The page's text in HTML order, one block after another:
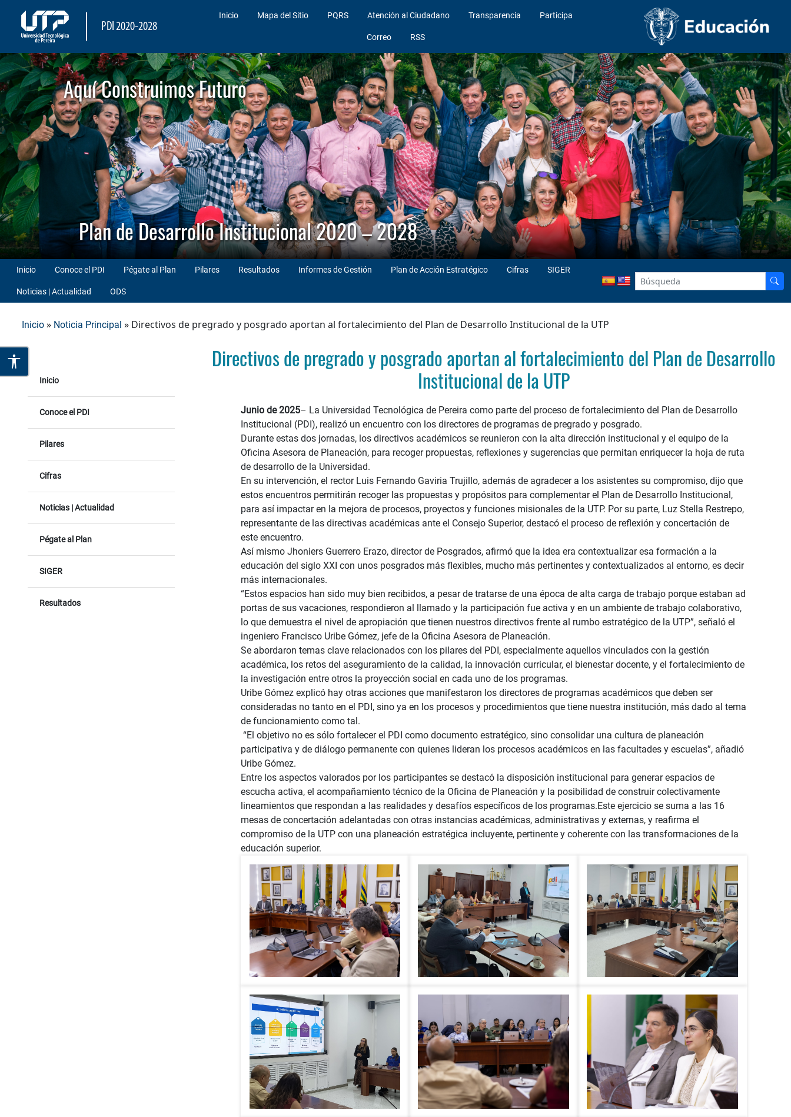
PDI 2020-2028
Inicio Mapa del Sitio PQRS Atención al Ciudadano Transparencia Participa
Correo RSS
Aquí Construimos Futuro
Plan de Desarrollo Institucional 2020 – 2028
Inicio Conoce el PDI Pégate al Plan Pilares Resultados Informes de Gestión Plan de Acción Estratégico Cifras SIGER
Noticias | Actualidad ODS
Inicio » Noticia Principal » Directivos de pregrado y posgrado aportan al fortalecimiento del Plan de Desarrollo Institucional de la UTP
Inicio
Conoce el PDI
Pilares
Cifras
Noticias | Actualidad
Pégate al Plan
SIGER
Resultados
Directivos de pregrado y posgrado aportan al fortalecimiento del Plan de Desarrollo
Institucional de la UTP
Junio de 2025– La Universidad Tecnológica de Pereira como parte del proceso de fortalecimiento del Plan de Desarrollo
Institucional (PDI), realizó un encuentro con los directores de programas de pregrado y posgrado.
Durante estas dos jornadas, los directivos académicos se reunieron con la alta dirección institucional y el equipo de la
Oficina Asesora de Planeación, para recoger propuestas, reflexiones y sugerencias que permitan enriquecer la hoja de ruta
de desarrollo de la Universidad.
En su intervención, el rector Luis Fernando Gaviria Trujillo, además de agradecer a los asistentes su compromiso, dijo que
estos encuentros permitirán recoger las propuestas y propósitos para complementar el Plan de Desarrollo Institucional,
para así impactar en la mejora de procesos, proyectos y funciones misionales de la UTP. Por su parte, Luz Stella Restrepo,
representante de las directivas académicas ante el Consejo Superior, destacó el proceso de reflexión y concertación de
este encuentro.
Así mismo Jhoniers Guerrero Erazo, director de Posgrados, afirmó que la idea era contextualizar esa formación a la
educación del siglo XXI con unos posgrados más flexibles, mucho más pertinentes y contextualizados al entorno, es decir
más internacionales.
“Estos espacios han sido muy bien recibidos, a pesar de tratarse de una época de alta carga de trabajo porque estaban ad
portas de sus vacaciones, respondieron al llamado y la participación fue activa y en un ambiente de trabajo colaborativo,
lo que demuestra el nivel de apropiación que tienen nuestros directivos frente al rumbo estratégico de la UTP”, señaló el
ingeniero Francisco Uribe Gómez, jefe de la Oficina Asesora de Planeación.
Se abordaron temas clave relacionados con los pilares del PDI, especialmente aquellos vinculados con la gestión
académica, los retos del aseguramiento de la calidad, la innovación curricular, el bienestar docente, y el fortalecimiento de
la investigación entre otros la proyección social en cada uno de los programas.
Uribe Gómez explicó hay otras acciones que manifestaron los directores de programas académicos que deben ser
consideradas no tanto en el PDI, sino ya en los procesos y procedimientos que tiene nuestra institución, más dado al tema
de funcionamiento como tal.
“El objetivo no es sólo fortalecer el PDI como documento estratégico, sino consolidar una cultura de planeación
participativa y de diálogo permanente con quienes lideran los procesos académicos en las facultades y escuelas”, añadió
Uribe Gómez.
Entre los aspectos valorados por los participantes se destacó la disposición institucional para generar espacios de
escucha activa, el acompañamiento técnico de la Oficina de Planeación y la posibilidad de construir colectivamente
lineamientos que respondan a las realidades y desafíos específicos de los programas.Este ejercicio se suma a las 16
mesas de concertación adelantadas con otras instancias académicas, administrativas y externas, y reafirma el
compromiso de la UTP con una planeación estratégica incluyente, pertinente y coherente con las transformaciones de la
educación superior.